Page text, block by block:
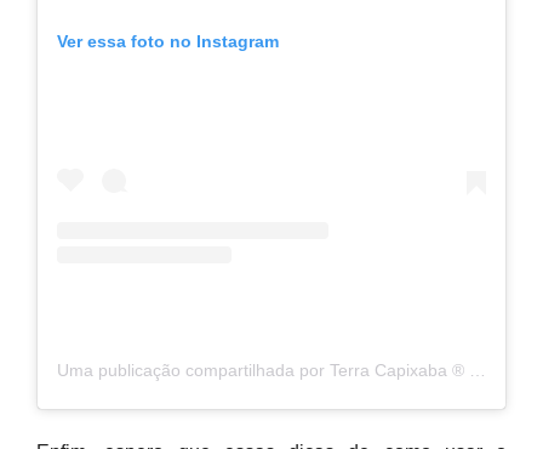
Ver essa foto no Instagram
Uma publicação compartilhada por Terra Capixaba ®️ (@terracapixaba)